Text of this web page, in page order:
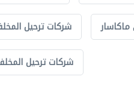
شركات ترحيل
شركات ترحيل